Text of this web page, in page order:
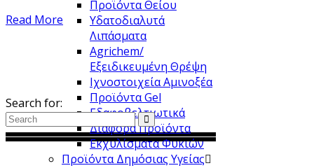
Προϊόντα Θείου
Υδατοδιαλυτά
Λιπάσματα
Agrichem/
Εξειδικευμένη Θρέψη
Ιχνοστοιχεία Αμινοξέα
Προϊόντα Gel
Εδαφοβελτιωτικά
Διάφορα Προϊόντα
Εκχυλίσματα Φυκιών
Προϊόντα Δημόσιας Υγείας
Read More
Search for: